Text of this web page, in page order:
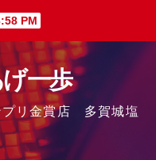
PM
一歩
プリ金賞店 多賀城塩